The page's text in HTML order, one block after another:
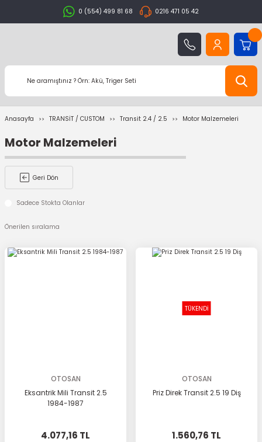
0 (554) 499 81 68 0216 471 05 42
Anasayfa TRANSİT / CUSTOM Transit 2.4 / 2.5 Motor Malzemeleri
Motor Malzemeleri
Geri Dön
Sadece Stokta Olanlar
OTOSAN
Eksantrik Mili Transit 2.5
1984-1987
4.077,16 TL
TÜKENDİ
OTOSAN
Priz Direk Transit 2.5 19 Diş
1.560,76 TL